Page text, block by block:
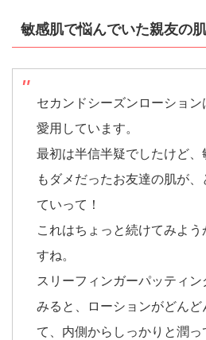
敏感肌で悩んでいた親友の
セカンドシーズンローション
愛用しています。
最初は半信半疑でしたけど、
もダメだったお友達の肌が
ていって！
これはちょっと続けてみよ
すね。
スリーフィンガーパッティ
みると、ローションがどん
て、内側からしっかりと潤っ